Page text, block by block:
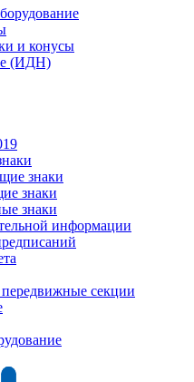
и конусы
(ИДН)
знаки
знаки
знаки
информации
секции